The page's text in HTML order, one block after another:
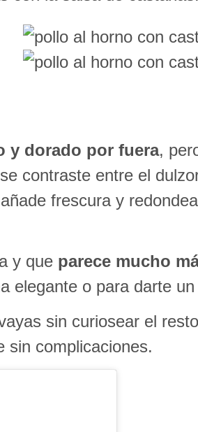
y dorado por fuera,
contraste entre el
frescura y
y que parece mucho
elegante o para darte
sin curiosear el
sin complicaciones.